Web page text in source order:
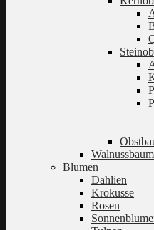
Walnussbaum
Blumen
Dahlien
Krokusse
Rosen